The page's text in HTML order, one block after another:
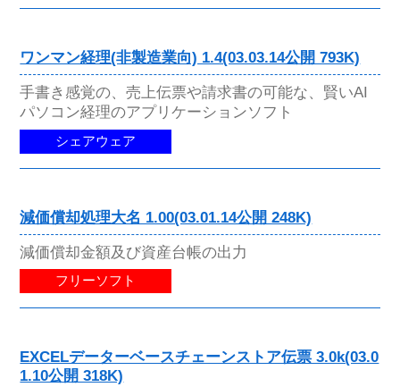
ワンマン経理(非製造業向) 1.4(03.03.14公開 793K)
手書き感覚の、売上伝票や請求書の可能な、賢いAI
パソコン経理のアプリケーションソフト
シェアウェア
減価償却処理大名 1.00(03.01.14公開 248K)
減価償却金額及び資産台帳の出力
フリーソフト
EXCELデーターベースチェーンストア伝票 3.0k(03.0
1.10公開 318K)